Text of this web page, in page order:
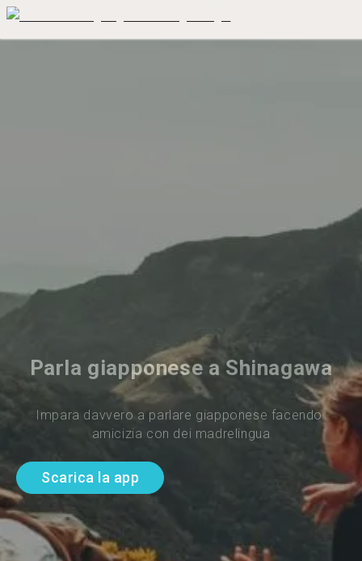
Parla giapponese a Shinagawa
Impara davvero a parlare giapponese facendo
amicizia con dei madrelingua
Scarica la app